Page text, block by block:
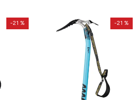
-21 % -21 %